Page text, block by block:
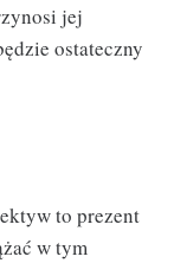
jej
ostateczny
to prezent
w tym